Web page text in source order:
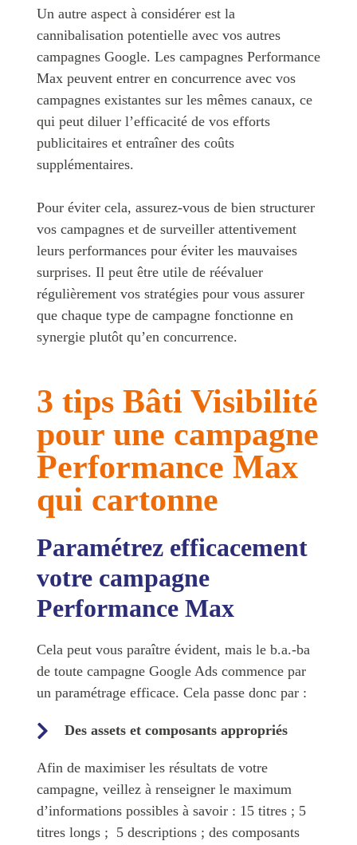
Un autre aspect à considérer est la
cannibalisation potentielle avec vos autres
campagnes Google. Les campagnes Performance
Max peuvent entrer en concurrence avec vos
campagnes existantes sur les mêmes canaux, ce
qui peut diluer l’efficacité de vos efforts
publicitaires et entraîner des coûts
supplémentaires.
Pour éviter cela, assurez-vous de bien structurer
vos campagnes et de surveiller attentivement
leurs performances pour éviter les mauvaises
surprises. Il peut être utile de réévaluer
régulièrement vos stratégies pour vous assurer
que chaque type de campagne fonctionne en
synergie plutôt qu’en concurrence.
3 tips Bâti Visibilité
pour une campagne
Performance Max
qui cartonne
Paramétrez efficacement
votre campagne
Performance Max
Cela peut vous paraître évident, mais le b.a.-ba
de toute campagne Google Ads commence par
un paramétrage efficace. Cela passe donc par :
Des assets et composants appropriés
Afin de maximiser les résultats de votre
campagne, veillez à renseigner le maximum
d’informations possibles à savoir : 15 titres ; 5
titres longs ; 5 descriptions ; des composants